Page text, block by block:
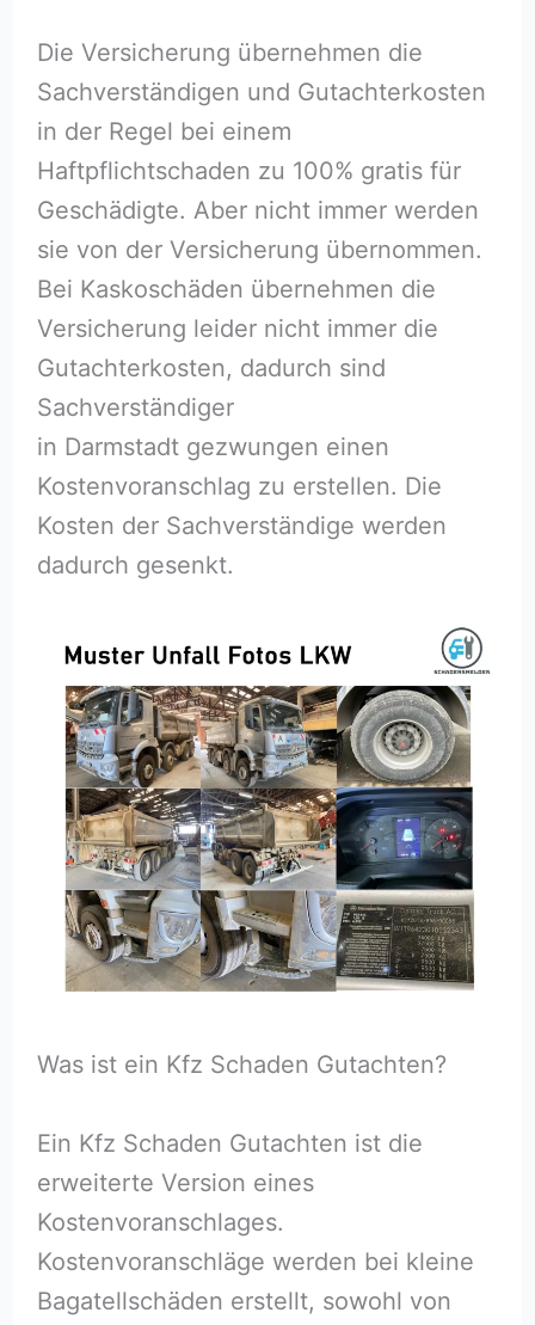
Die Versicherung übernehmen die
Sachverständigen und Gutachterkosten
in der Regel bei einem
Haftpflichtschaden zu 100% gratis für
Geschädigte. Aber nicht immer werden
sie von der Versicherung übernommen.
Bei Kaskoschäden übernehmen die
Versicherung leider nicht immer die
Gutachterkosten, dadurch sind
Sachverständiger
in Darmstadt gezwungen einen
Kostenvoranschlag zu erstellen. Die
Kosten der Sachverständige werden
dadurch gesenkt.
Was ist ein Kfz Schaden Gutachten?
Ein Kfz Schaden Gutachten ist die
erweiterte Version eines
Kostenvoranschlages.
Kostenvoranschläge werden bei kleine
Bagatellschäden erstellt, sowohl von